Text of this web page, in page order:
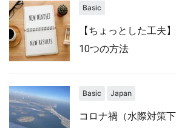
Basic
【ちょっとした工夫
10つの方法
Basic Japan
コロナ禍（水際対策